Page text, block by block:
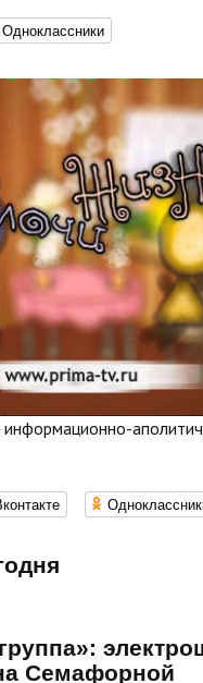
Одноклассники
Семафорной